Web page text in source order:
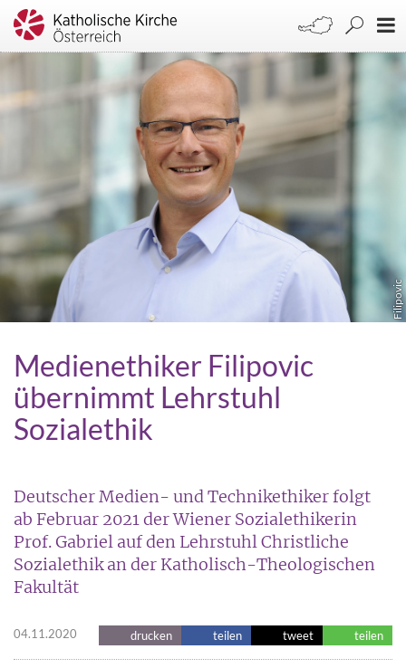
Filipovic
Medienethiker Filipovic
übernimmt Lehrstuhl
Sozialethik
Deutscher Medien- und Technikethiker folgt
ab Februar 2021 der Wiener Sozialethikerin
Prof. Gabriel auf den Lehrstuhl Christliche
Sozialethik an der Katholisch-Theologischen
Fakultät
04.11.2020 drucken teilen tweet teilen